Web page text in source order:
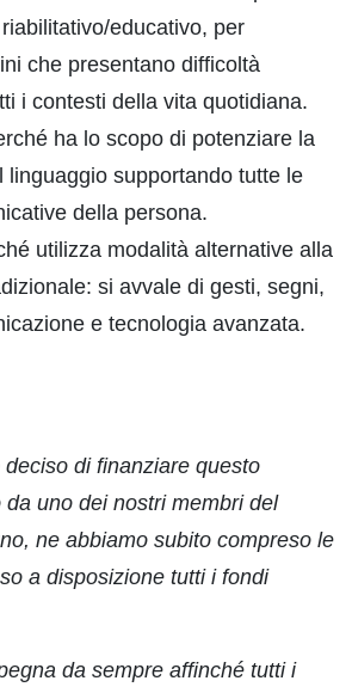
educativo, per
che presentano difficoltà
i contesti della vita quotidiana.
ha lo scopo di potenziare la
linguaggio supportando tutte le
della persona.
utilizza modalità alternative alla
si avvale di gesti, segni,
e tecnologia avanzata.
di finanziare questo
uno dei nostri membri del
ne abbiamo subito compreso le
a disposizione tutti i fondi
da sempre affinché tutti i